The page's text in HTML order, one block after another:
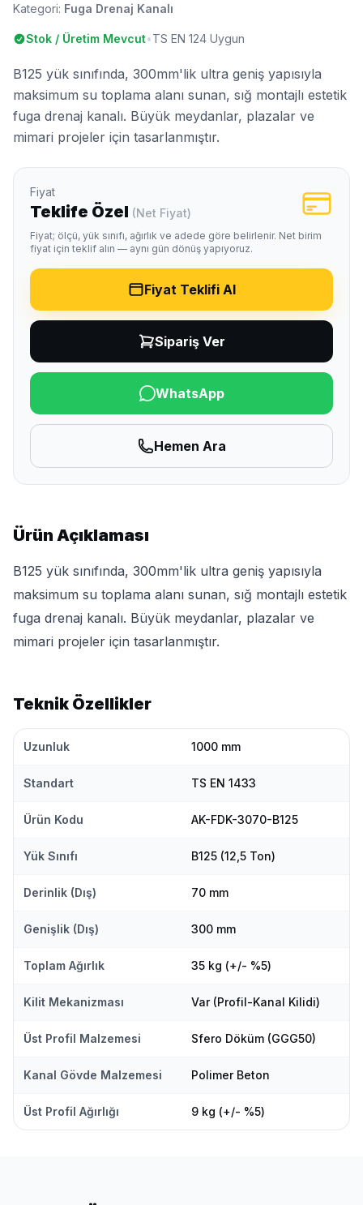
Kategori: Fuga Drenaj Kanalı
Stok / Üretim Mevcut•TS EN 124 Uygun
B125 yük sınıfında, 300mm'lik ultra geniş yapısıyla
maksimum su toplama alanı sunan, sığ montajlı estetik
fuga drenaj kanalı. Büyük meydanlar, plazalar ve
mimari projeler için tasarlanmıştır.
Fiyat
Teklife Özel (Net Fiyat)
Fiyat; ölçü, yük sınıfı, ağırlık ve adede göre belirlenir. Net birim
fiyat için teklif alın — aynı gün dönüş yapıyoruz.
Fiyat Teklifi Al
Sipariş Ver
WhatsApp
Hemen Ara
Ürün Açıklaması
B125 yük sınıfında, 300mm'lik ultra geniş yapısıyla
maksimum su toplama alanı sunan, sığ montajlı estetik
fuga drenaj kanalı. Büyük meydanlar, plazalar ve
mimari projeler için tasarlanmıştır.
Teknik Özellikler
Uzunluk 1000 mm
Standart TS EN 1433
Ürün Kodu AK-FDK-3070-B125
Yük Sınıfı B125 (12,5 Ton)
Derinlik (Dış) 70 mm
Genişlik (Dış) 300 mm
Toplam Ağırlık 35 kg (+/- %5)
Kilit Mekanizması Var (Profil-Kanal Kilidi)
Üst Profil Malzemesi Sfero Döküm (GGG50)
Kanal Gövde Malzemesi Polimer Beton
Üst Profil Ağırlığı 9 kg (+/- %5)